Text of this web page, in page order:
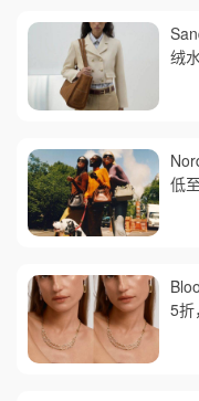
绒
低
5折